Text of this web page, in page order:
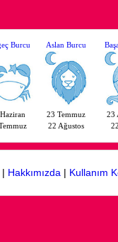
Burcu Aslan Burcu
23 Temmuz
22 Ağustos
23
| Hakkımızda | Kullanım